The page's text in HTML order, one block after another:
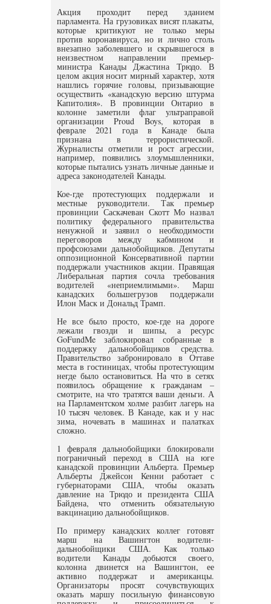
Акция проходит перед зданием
парламента. На грузовиках висят плакаты,
которые критикуют не только меры
против коронавируса, но и лично столь
внезапно заболевшего и скрывшегося в
неизвестном направлении премьер-
министра Канады Джастина Трюдо. В
целом акция носит мирный характер, хотя
нашлись горячие головы, призывающие
осуществить «канадскую версию штурма
Капитолия». В провинции Онтарио в
колонне заметили флаг ультраправой
организации Proud Boys, которая в
феврале 2021 года в Канаде была
признана в террористической.
Журналисты отметили и рост агрессии,
например, появились злоумышленники,
которые пытались узнать личные данные и
адреса законодателей Канады.
Кое-где протестующих поддержали и
местные руководители. Так премьер
провинции Саскачеван Скотт Мо назвал
политику федерального правительства
ненужной и заявил о необходимости
переговоров между кабмином и
профсоюзами дальнобойщиков. Депутаты
оппозиционной Консервативной партии
поддержали участников акции. Правящая
Либеральная партия сочла требования
водителей «неприемлимыми». Марш
канадских большегрузов поддержали
Илон Маск и Дональд Трамп.
Не все было просто, кое-где на дороге
лежали гвозди и шипы, а ресурс
GoFundMe заблокировал собранные в
поддержку дальнобойщиков средства.
Правительство забронировало в Оттаве
места в гостиницах, чтобы протестующим
негде было остановиться. На что в сетях
появилось обращение к гражданам –
смотрите, на что тратятся ваши деньги. А
на Парламентском холме разбит лагерь на
10 тысяч человек. В Канаде, как и у нас
зима, ночевать в машинах и палатках
сложно.
1 февраля дальнобойщики блокировали
пограничный переход в США на юге
канадской провинции Альберта. Премьер
Альберты Джейсон Кенни работает с
губернаторами США, чтобы оказать
давление на Трюдо и президента США
Байдена, что отменить обязательную
вакцинацию дальнобойщиков.
По примеру канадских коллег готовят
марш на Вашингтон водители-
дальнобойщики США. Как только
водители Канады добьются своего,
колонна двинется на Вашингтон, ее
активно поддержат и американцы.
Организаторы просят сочувствующих
оказать маршу посильную финансовую